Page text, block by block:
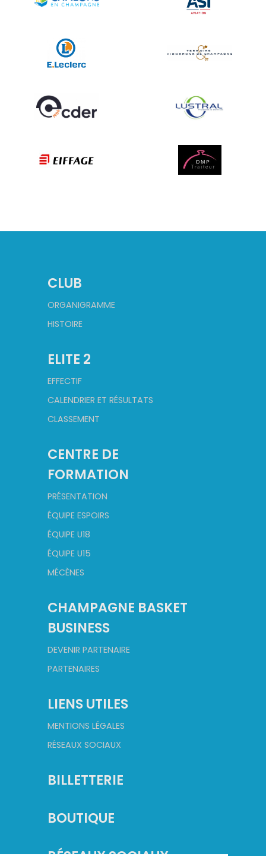
CLUB
ORGANIGRAMME
HISTOIRE
ELITE 2
EFFECTIF
CALENDRIER ET RÉSULTATS
CLASSEMENT
CENTRE DE
FORMATION
PRÉSENTATION
ÉQUIPE ESPOIRS
ÉQUIPE U18
ÉQUIPE U15
MÉCÈNES
CHAMPAGNE BASKET
BUSINESS
DEVENIR PARTENAIRE
PARTENAIRES
LIENS UTILES
MENTIONS LÉGALES
RÉSEAUX SOCIAUX
BILLETTERIE
BOUTIQUE